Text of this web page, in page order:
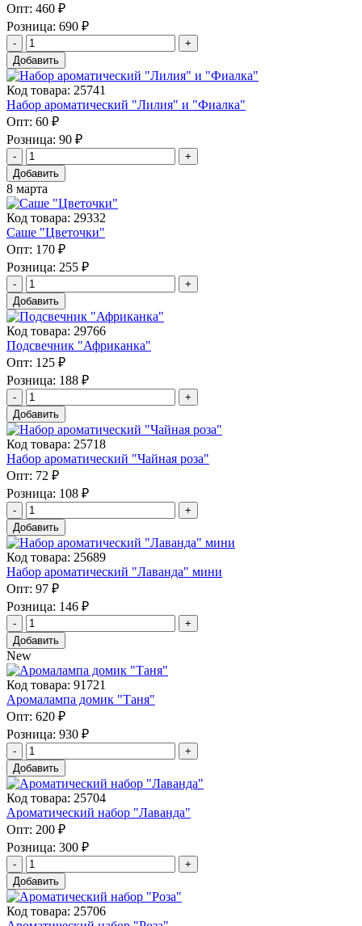
Опт: 460 ₽
Розница: 690 ₽
Добавить
Код товара: 25741
Набор ароматический "Лилия" и "Фиалка"
Опт: 60 ₽
Розница: 90 ₽
Добавить
8 марта
Код товара: 29332
Саше "Цветочки"
Опт: 170 ₽
Розница: 255 ₽
Добавить
Код товара: 29766
Подсвечник "Африканка"
Опт: 125 ₽
Розница: 188 ₽
Добавить
Код товара: 25718
Набор ароматический "Чайная роза"
Опт: 72 ₽
Розница: 108 ₽
Добавить
Код товара: 25689
Набор ароматический "Лаванда" мини
Опт: 97 ₽
Розница: 146 ₽
Добавить
New
Код товара: 91721
Аромалампа домик "Таня"
Опт: 620 ₽
Розница: 930 ₽
Добавить
Код товара: 25704
Ароматический набор "Лаванда"
Опт: 200 ₽
Розница: 300 ₽
Добавить
Код товара: 25706